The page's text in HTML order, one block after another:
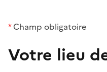
*Champ obligatoire
Votre lieu